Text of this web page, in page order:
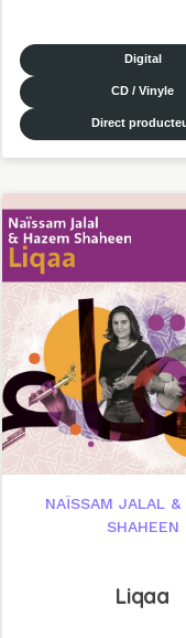
Digital
CD / Vinyle
Direct
NAÏSSAM JALAL &
SHAHEEN
Liqaa